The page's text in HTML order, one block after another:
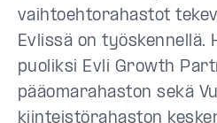
vaihtoehtorahastot
Evlissä on työskennellä.
puoliksi Evli Growth
pääomarahaston sekä
kiinteistörahaston